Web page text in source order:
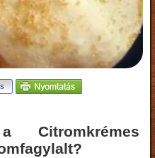
Citromkrémes